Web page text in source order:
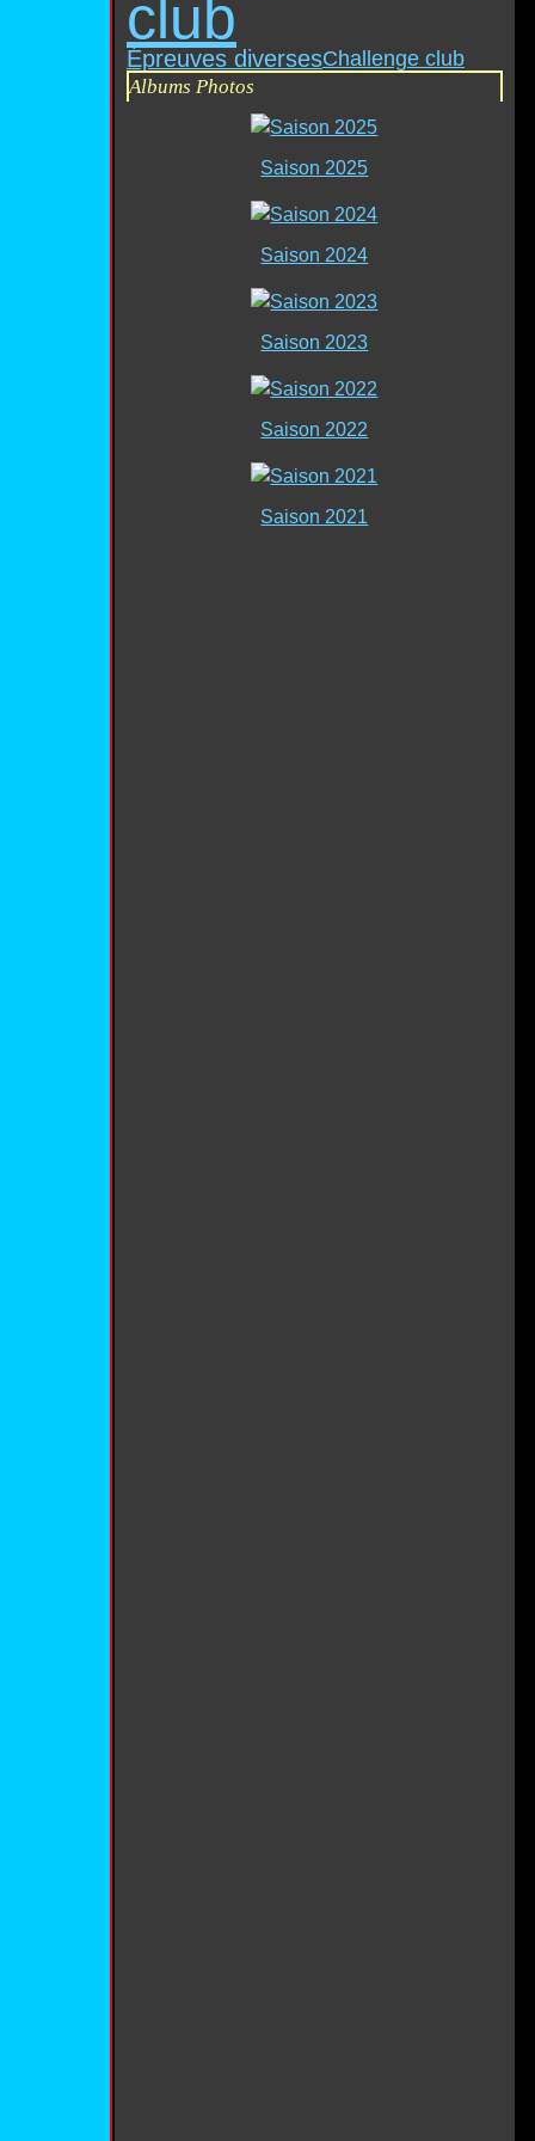
club
Épreuves diversesChallenge club
Albums Photos
Saison 2025
Saison 2024
Saison 2023
Saison 2022
Saison 2021